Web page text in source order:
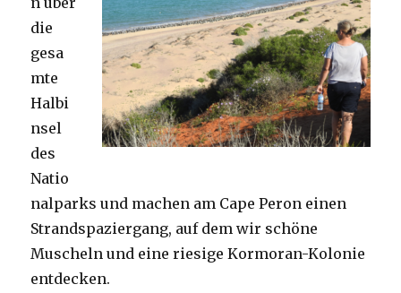
die
gesa
mte
Halbi
nsel
des
Natio
nalparks und machen am Cape Peron einen
Strandspaziergang, auf dem wir schöne
Muscheln und eine riesige Kormoran-Kolonie
entdecken.